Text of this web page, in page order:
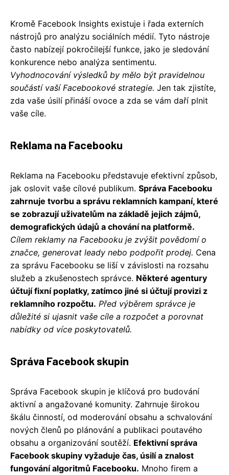
Kromě Facebook Insights existuje i řada externích
nástrojů pro analýzu sociálních médií. Tyto nástroje
často nabízejí pokročilejší funkce, jako je sledování
konkurence nebo analýza sentimentu.
Vyhodnocování výsledků by mělo být pravidelnou
součástí vaší Facebookové strategie. Jen tak zjistíte,
zda vaše úsilí přináší ovoce a zda se vám daří plnit
vaše cíle.
Reklama na Facebooku
Reklama na Facebooku představuje efektivní způsob,
jak oslovit vaše cílové publikum. Správa Facebooku
zahrnuje tvorbu a správu reklamních kampaní, které
se zobrazují uživatelům na základě jejich zájmů,
demografických údajů a chování na platformě.
Cílem reklamy na Facebooku je zvýšit povědomí o
značce, generovat leady nebo podpořit prodej. Cena
za správu Facebooku se liší v závislosti na rozsahu
služeb a zkušenostech správce. Některé agentury
účtují fixní poplatky, zatímco jiné si účtují provizi z
reklamního rozpočtu. Před výběrem správce je
důležité si ujasnit vaše cíle a rozpočet a porovnat
nabídky od více poskytovatelů.
Správa Facebook skupin
Správa Facebook skupin je klíčová pro budování
aktivní a angažované komunity. Zahrnuje širokou
škálu činností, od moderování obsahu a schvalování
nových členů po plánování a publikaci poutavého
obsahu a organizování soutěží. Efektivní správa
Facebook skupiny vyžaduje čas, úsilí a znalost
fungování algoritmů Facebooku. Mnoho firem a